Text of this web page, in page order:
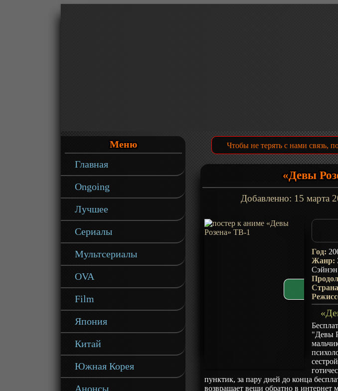
Меню
Главная
Ongoing
Лучшее
Сериалы
Мультсериалы
OVA
Film
Япония
Китай
Южная Корея
Анонсы
Чтобы не терять с нами связь,
«Девы
Добавленно: 15 марта
Год:
Жанр:
Сэйнэн
"Девы
пунктик, за пару дней до конца
возвращает вещи обратно в интернет